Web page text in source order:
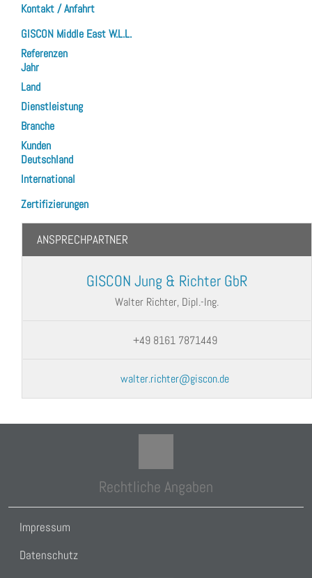
Kontakt / Anfahrt
GISCON Middle East W.L.L.
Referenzen
Jahr
Land
Dienstleistung
Branche
Kunden
Deutschland
International
Zertifizierungen
ANSPRECHPARTNER
GISCON Jung & Richter GbR
Walter Richter, Dipl.-Ing.
+49 8161 7871449
walter.richter@giscon.de
Rechtliche Angaben
Impressum
Datenschutz